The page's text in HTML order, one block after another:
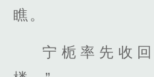
瞧。
宁栀率先收